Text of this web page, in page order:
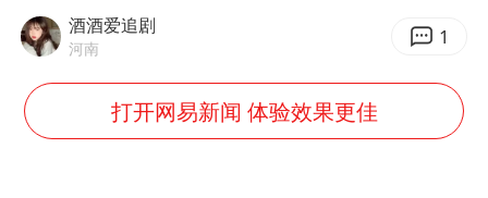
宇树科技中一签需缴款7.54万元
国防部：中国军队坚决反制任何闹海挑衅图谋
酒酒爱追剧
河南 1
打开网易新闻 体验效果更佳